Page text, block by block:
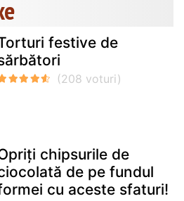
festive de
chipsurile de
de pe fundul
cu aceste sfaturi!